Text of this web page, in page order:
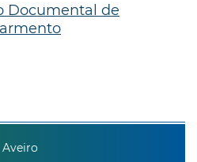
Documental de
Aveiro